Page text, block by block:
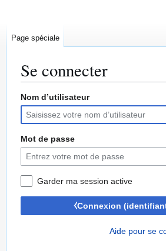
Se connecter
Aller
la
navigation
Aller
la
recherche
Nom d’utilisateur
Mot de passe
Garder ma session active
⧼Connexion
Aide pour se
Page spéciale